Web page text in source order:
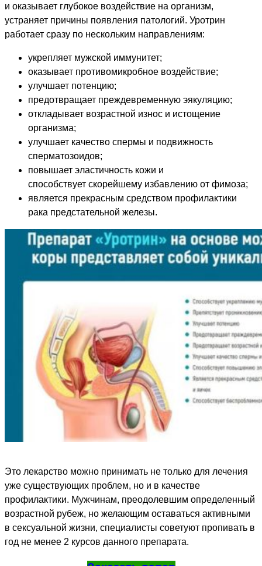
и оказывает глубокое воздействие на организм,
устраняет причины появления патологий. Уротрин
работает сразу по нескольким направлениям:
укрепляет мужской иммунитет;
оказывает противомикробное воздействие;
улучшает потенцию;
предотвращает преждевременную эякуляцию;
откладывает возрастной износ и истощение
организма;
улучшает качество спермы и подвижность
сперматозоидов;
повышает эластичность кожи и
способствует скорейшему избавлению от фимоза;
является прекрасным средством профилактики
рака предстательной железы.
Это лекарство можно принимать не только для лечения
уже существующих проблем, но и в качестве
профилактики. Мужчинам, преодолевшим определенный
возрастной рубеж, но желающим оставаться активными
в сексуальной жизни, специалисты советуют пропивать в
год не менее 2 курсов данного препарата.